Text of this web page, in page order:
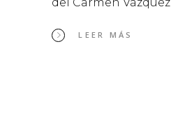
LEER MÁS